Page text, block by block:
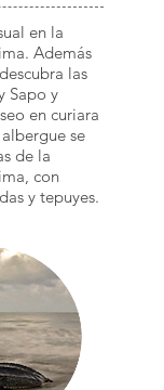
en la
Además
las
Sapo y
en curiara
se
de la
con
y tepuyes.